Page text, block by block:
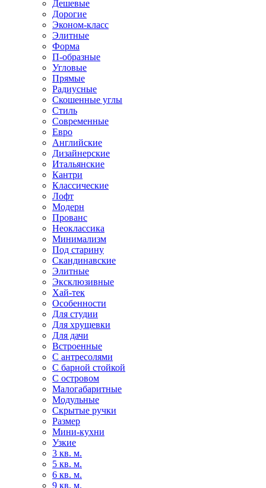
Дешевые
Дорогие
Эконом-класс
Элитные
Форма
П-образные
Угловые
Прямые
Радиусные
Скошенные углы
Стиль
Современные
Евро
Английские
Дизайнерские
Итальянские
Кантри
Классические
Лофт
Модерн
Прованс
Неоклассика
Минимализм
Под старину
Скандинавские
Элитные
Эксклюзивные
Хай-тек
Особенности
Для студии
Для хрущевки
Для дачи
Встроенные
С антресолями
С барной стойкой
С островом
Малогабаритные
Модульные
Скрытые ручки
Размер
Мини-кухни
Узкие
3 кв. м.
5 кв. м.
6 кв. м.
9 кв. м.